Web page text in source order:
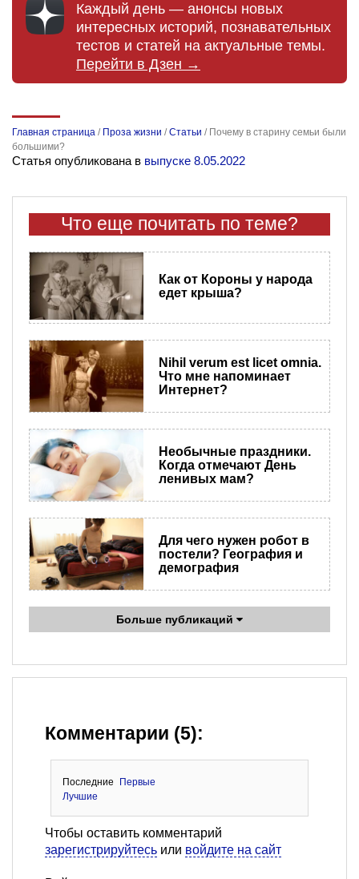
Каждый день — анонсы новых
интересных историй, познавательных
тестов и статей на актуальные темы.
Перейти в Дзен →
Главная страница / Проза жизни /Статьи / Почему в старину семьи были
большими?
Статья опубликована в выпуске 8.05.2022
Что еще почитать по теме?
Как от Короны у народа
едет крыша?
​Nihil verum est licet omnia.
Что мне напоминает
Интернет?
Необычные праздники.
Когда отмечают День
ленивых мам?
Для чего нужен робот в
постели? География и
демография
Больше публикаций
Комментарии (5):
Последние
Первые
Лучшие
Чтобы оставить комментарий
зарегистрируйтесь или войдите на сайт